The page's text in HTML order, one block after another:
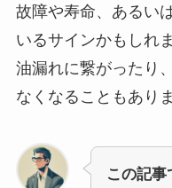
故障や寿命、あるい
いるサインかもしれ
油漏れに繋がったり
なくなることもありま
この記事